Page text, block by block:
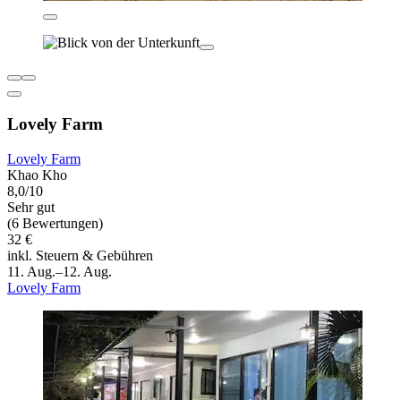
Lovely Farm
Lovely Farm
Khao Kho
8,0/10
Sehr gut
(6 Bewertungen)
32 €
inkl. Steuern & Gebühren
11. Aug.–12. Aug.
Lovely Farm